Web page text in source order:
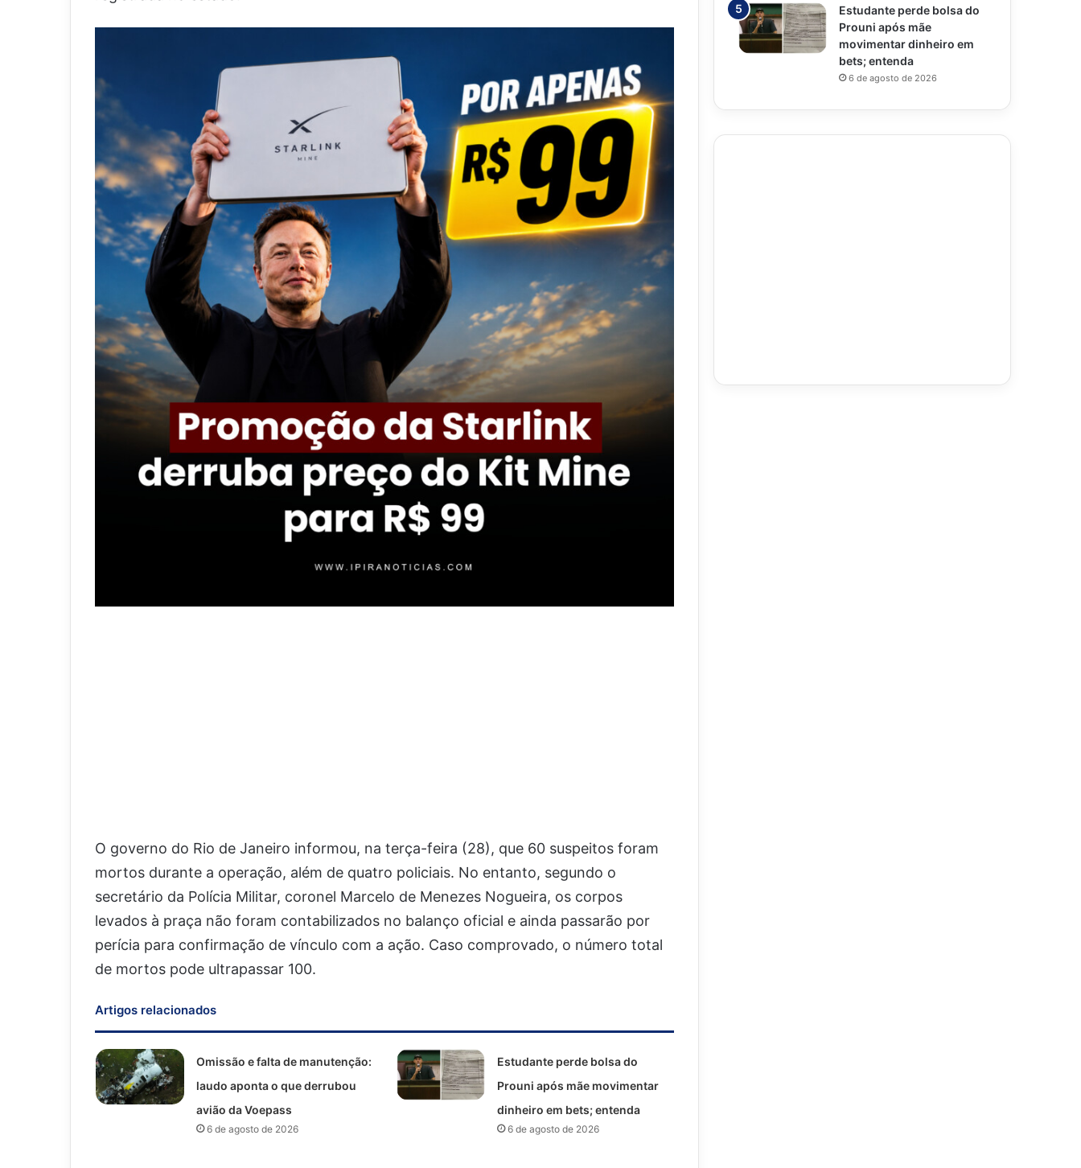
O governo do Rio de Janeiro informou, na terça-feira (28), que 60 suspeitos foram
mortos durante a operação, além de quatro policiais. No entanto, segundo o
secretário da Polícia Militar, coronel Marcelo de Menezes Nogueira, os corpos
levados à praça não foram contabilizados no balanço oficial e ainda passarão por
perícia para confirmação de vínculo com a ação. Caso comprovado, o número total
de mortos pode ultrapassar 100.
Artigos relacionados
Omissão e falta de manutenção:
laudo aponta o que derrubou
avião da Voepass
6 de agosto de 2026
Estudante perde bolsa do
Prouni após mãe movimentar
dinheiro em bets; entenda
6 de agosto de 2026
Estudante perde bolsa do
Prouni após mãe
movimentar dinheiro em
bets; entenda
6 de agosto de 2026